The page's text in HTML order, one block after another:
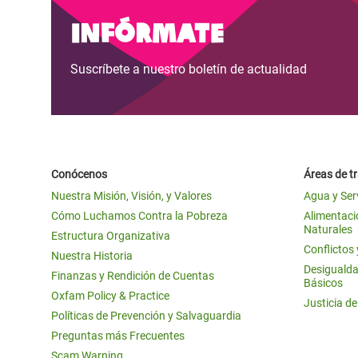
Conflictos y Desastres
Desigualdad Extrema y
Servicios Sociales Básicos
Gender, Rights, and Justice
en
en
Crisis
Crisis
#ActuaPorElClima
Erradiquemos el Sufrimiento Humano que
se Oculta tras los Alimentos
¡Basta! Acabemos con las violencias contra
ayuda
navegación
Infórmate
Suscríbete a nuestro boletín de actualidad
Conócenos
Nuestra Misión, Visión, y Valores
Cómo Luchamos Contra la Pobreza
Estructura Organizativa
Nuestra Historia
Finanzas y Rendición de Cuentas
Oxfam Policy & Practice
Políticas de Prevención y Salvaguardia
Preguntas más Frecuentes
Áreas de
Agua y
Naturales
Conflictos
Básicos
Justicia de